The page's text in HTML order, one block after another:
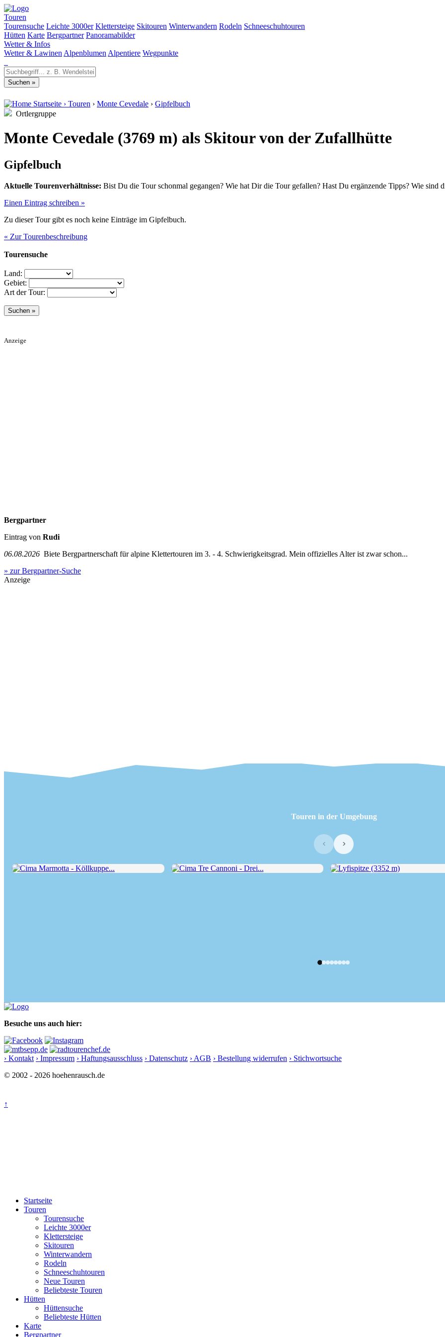
Touren
Tourensuche Leichte 3000er Klettersteige Skitouren Winterwandern Rodeln Schneeschuhtouren
Hütten Karte Bergpartner Panoramabilder
Wetter & Infos
Wetter & Lawinen Alpenblumen Alpentiere Wegpunkte
Startseite › Touren › Monte Cevedale › Gipfelbuch
Ortlergruppe
Monte Cevedale (3769 m) als Skitour von der Zufallhütte
Gipfelbuch
Aktuelle Tourenverhältnisse: Bist Du die Tour schonmal gegangen? Wie hat Dir die Tour gefallen? Hast Du ergänzende Tipps? Wie sind
Einen Eintrag schreiben »
Zu dieser Tour gibt es noch keine Einträge im Gipfelbuch.
« Zur Tourenbeschreibung
Tourensuche
Land:
Gebiet:
Art der Tour:
Anzeige
Bergpartner
Eintrag von Rudi
06.08.2026 Biete Bergpartnerschaft für alpine Klettertouren im 3. - 4. Schwierigkeitsgrad. Mein offizielles Alter ist zwar schon...
» zur Bergpartner-Suche
Anzeige
Touren in der Umgebung
‹ ›
Besuche uns auch hier:
› Kontakt › Impressum › Haftungsausschluss › Datenschutz › AGB › Bestellung widerrufen › Stichwortsuche
© 2002 - 2026 hoehenrausch.de
↑
Startseite
Touren
Tourensuche
Leichte 3000er
Klettersteige
Skitouren
Winterwandern
Rodeln
Schneeschuhtouren
Neue Touren
Beliebteste Touren
Hütten
Hüttensuche
Beliebteste Hütten
Karte
Bergpartner